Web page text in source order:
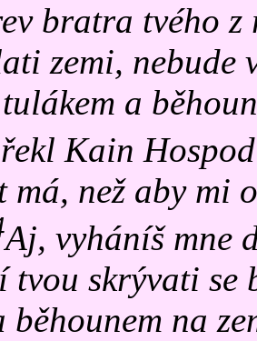
bratra tvého z
zemi, nebude
a
Kain
má, než aby mi
Aj, vyháníš mne
tvou skrývati se
běhounem na